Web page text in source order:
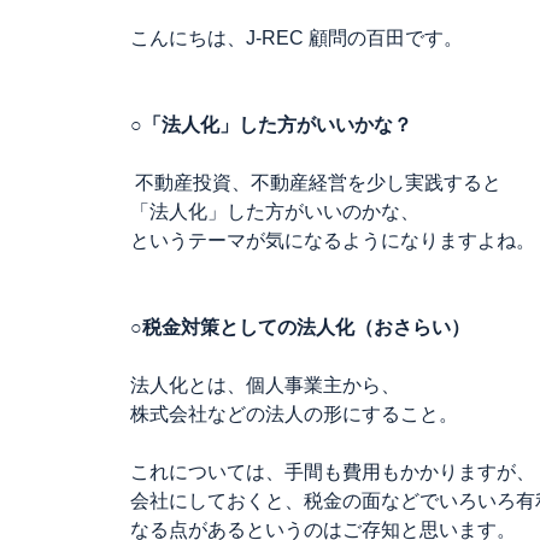
こんにちは、J-REC 顧問の百田です。
○「法人化」した方がいいかな？
不動産投資、不動産経営を少し実践すると
「法人化」した方がいいのかな、
というテーマが気になるようになりますよね。
○税金対策としての法人化（おさらい）
法人化とは、個人事業主から、
株式会社などの法人の形にすること。
これについては、手間も費用もかかりますが、
会社にしておくと、税金の面などでいろいろ有
なる点があるというのはご存知と思います。